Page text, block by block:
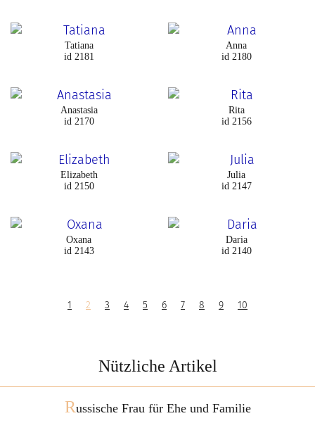
Tatiana
id 2181
Anna
id 2180
Anastasia
id 2170
Rita
id 2156
Elizabeth
id 2150
Julia
id 2147
Oxana
id 2143
Daria
id 2140
1 2 3 4 5 6 7 8 9 10
Nützliche Artikel
Russische Frau für Ehe und Familie